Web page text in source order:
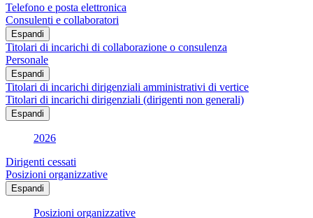
Telefono e posta elettronica
Consulenti e collaboratori
Espandi
Titolari di incarichi di collaborazione o consulenza
Personale
Espandi
Titolari di incarichi dirigenziali amministrativi di vertice
Titolari di incarichi dirigenziali (dirigenti non generali)
Espandi
2026
Dirigenti cessati
Posizioni organizzative
Espandi
Posizioni organizzative